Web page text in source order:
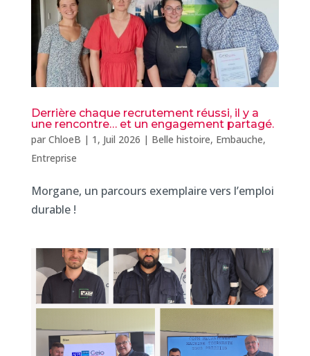
Derrière chaque recrutement réussi, il y a
une rencontre… et un engagement partagé.
par ChloeB | 1, Juil 2026 | Belle histoire, Embauche,
Entreprise
Morgane, un parcours exemplaire vers l’emploi
durable !